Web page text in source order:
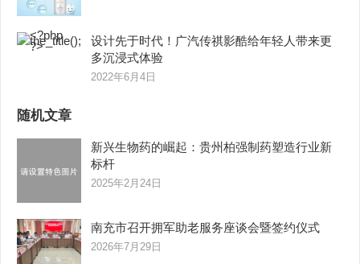
设计先于时代！广汽传祺影酷给年轻人带来更
多沉浸式体验
2022年6月4日
随机文章
新兴生物药的崛起：贵州柏强制药塑造行业新
标杆
2025年2月24日
南充市召开拥军助老服务座谈会暨签约仪式
2026年7月29日